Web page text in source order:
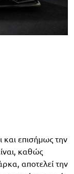
επισήμως την
καθώς
αποτελεί την